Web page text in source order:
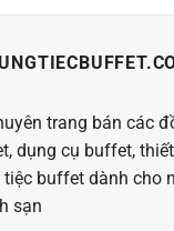
trang bán các
dụng cụ buffet,
buffet dành cho
sạn